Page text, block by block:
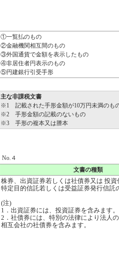
①一覧払のもの
②金融機関相互間のもの
③外国通貨で金額を表示したもの
④非居住者円表示のもの
⑤円建銀行引受手形
主な非課税文書
※1 記載された手形金額が10万円未満のも
※2 手形金額の記載のないもの
※3 手形の複本又は謄本
No.４
文書の種類
株券、出資証券若しくは社債券又は 投資
特定目的信託若しくは受益証券発行信託
(注)
1．出資証券には、投資証券を含みます。
2．社債券には、特別の法律により法人
相互会社の社債券を含みます。